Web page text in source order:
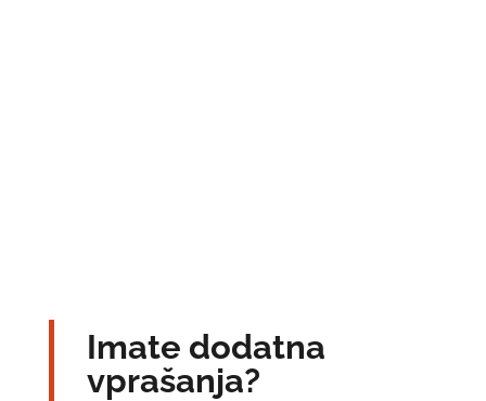
Imate dodatna
vprašanja?